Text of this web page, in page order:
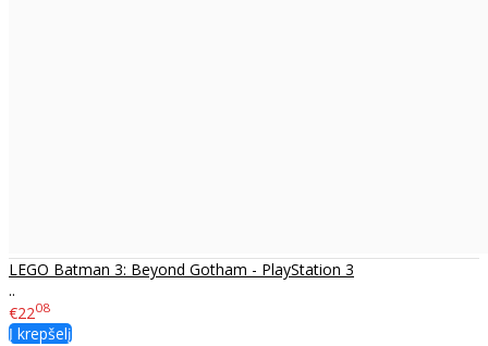
LEGO Batman 3: Beyond Gotham - PlayStation 3
..
€2208
Į krepšelį